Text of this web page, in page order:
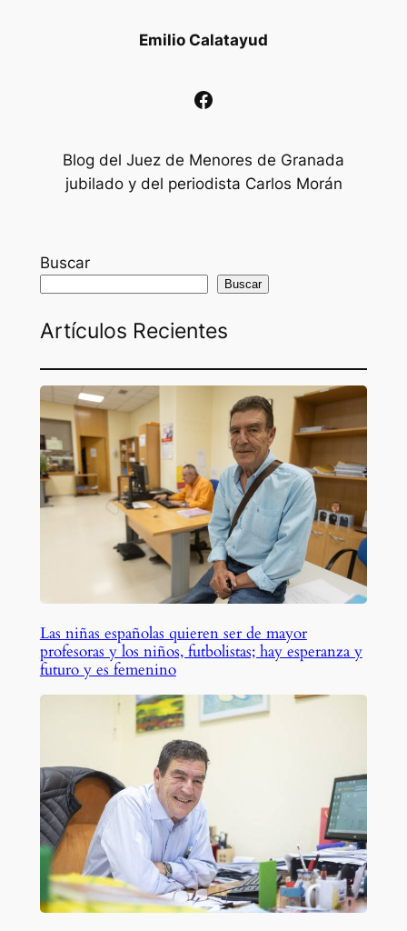
Emilio Calatayud
Facebook
Blog del Juez de Menores de Granada
jubilado y del periodista Carlos Morán
Buscar
Buscar
Artículos Recientes
Las niñas españolas quieren ser de mayor
profesoras y los niños, futbolistas; hay esperanza y
futuro y es femenino